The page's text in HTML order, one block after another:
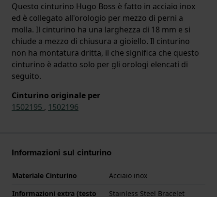
Questo cinturino Hugo Boss è fatto in acciaio inox
ed è collegato all'orologio per mezzo di perni a
molla. Il cinturino ha una larghezza di 18 mm e si
chiude a mezzo di chiusura a gioiello. Il cinturino
non ha montatura dritta, il che significa che questo
cinturino è adatto solo per gli orologi elencati di
seguito.
Cinturino originale per
1502195 , 1502196
Informazioni sul cinturino
Materiale Cinturino
Acciaio inox
Informazioni extra (testo
Stainless Steel Bracelet